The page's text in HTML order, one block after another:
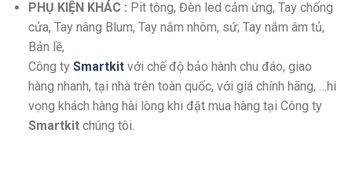
PHỤ KIỆN KHÁC : Pit tông, Đèn led cảm ứng, Tay chống
cửa, Tay nâng Blum, Tay nắm nhôm, sứ; Tay nắm âm tủ,
Bản lề,
Công ty Smartkitvới chế độ bảo hành chu đáo, giao
hàng nhanh, tại nhà trên toàn quốc, với giá chính hãng, …hi
vọng khách hàng hài lòng khi đặt mua hàng tại Công ty
Smartkitchúng tôi.